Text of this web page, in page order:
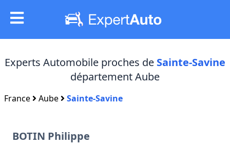
Experts Automobile proches de Sainte-Savine
département Aube
France Aube Sainte-Savine
BOTIN Philippe